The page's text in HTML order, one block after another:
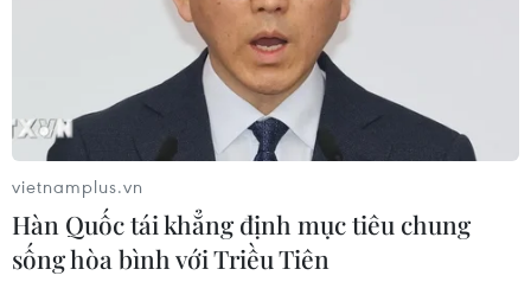
vietnamplus.vn
Hàn Quốc tái khẳng định mục tiêu chung
sống hòa bình với Triều Tiên